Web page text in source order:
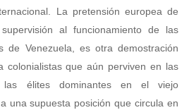
La pretensión europea de
al funcionamiento de las
de Venezuela, es otra demostración
colonialistas que aún perviven en las
las élites dominantes en el viejo
una supuesta posición que circula en